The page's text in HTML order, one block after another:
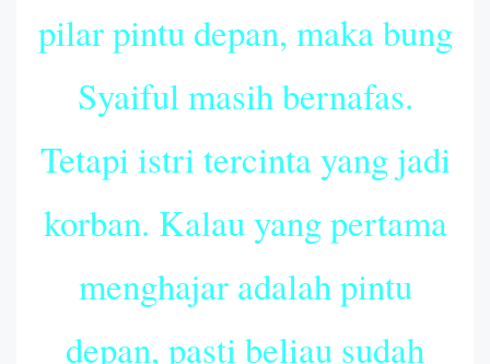
pilar pintu depan, maka bung
Syaiful masih bernafas.
Tetapi istri tercinta yang jadi
korban. Kalau yang pertama
menghajar adalah pintu
depan, pasti beliau sudah